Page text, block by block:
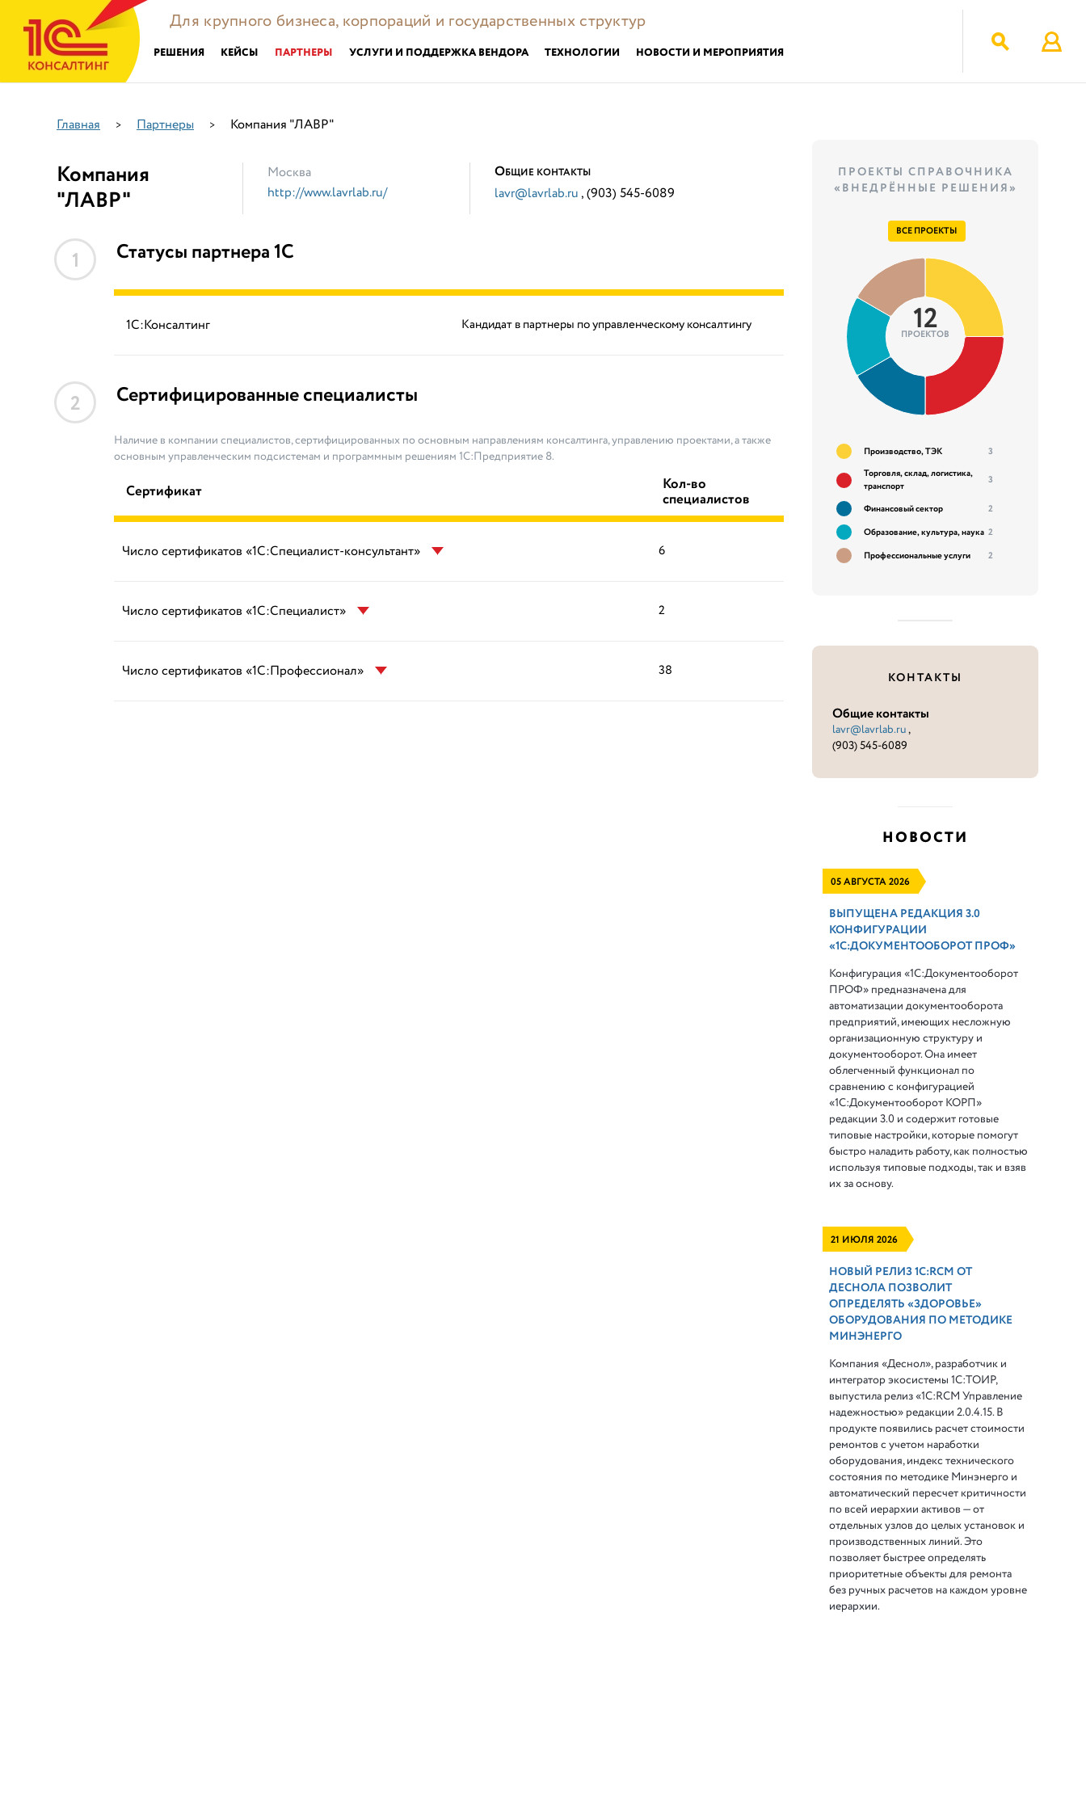
Для крупного бизнеса, корпораций и государственных структур
РЕШЕНИЯ КЕЙСЫ ПАРТНЕРЫ УСЛУГИ И ПОДДЕРЖКА ВЕНДОРА ТЕХНОЛОГИИ НОВОСТИ И МЕРОПРИЯТИЯ
Главная > Партнеры > Компания "ЛАВР"
Компания
"ЛАВР"
Москва
http://www.lavrlab.ru/
ОБЩИЕ КОНТАКТЫ
lavr@lavrlab.ru , (903) 545-6089
1 Статусы партнера 1С
1С:Консалтинг Кандидат в партнеры по управленческому консалтингу
2 Сертифицированные специалисты
Наличие в компании специалистов, сертифицированных по основным направлениям консалтинга, управлению проектами, а также
основным управленческим подсистемам и программным решениям 1С:Предприятие 8.
Сертификат Кол-во
специалистов
Число сертификатов «1С:Специалист-консультант» 6
Число сертификатов «1С:Специалист» 2
Число сертификатов «1С:Профессионал» 38
ПРОЕКТЫ СПРАВОЧНИКА
«ВНЕДРЁННЫЕ РЕШЕНИЯ»
ВСЕ ПРОЕКТЫ
12
ПРОЕКТОВ
Производство, ТЭК
3
Торговля, склад, логистика,
транспорт
3
Финансовый сектор
2
Образование, культура, наука 2
Профессиональные услуги
2
КОНТАКТЫ
Общие контакты
lavr@lavrlab.ru,
(903) 545-6089
НОВОСТИ
05 АВГУСТА 2026
ВЫПУЩЕНА РЕДАКЦИЯ 3.0
КОНФИГУРАЦИИ
«1С:ДОКУМЕНТООБОРОТ ПРОФ»
Конфигурация «1С:Документооборот
ПРОФ» предназначена для
автоматизации документооборота
предприятий, имеющих несложную
организационную структуру и
документооборот. Она имеет
облегченный функционал по
сравнению с конфигурацией
«1С:Документооборот КОРП»
редакции 3.0 и содержит готовые
типовые настройки, которые помогут
быстро наладить работу, как полностью
используя типовые подходы, так и взяв
их за основу.
21 ИЮЛЯ 2026
НОВЫЙ РЕЛИЗ 1С:RCM ОТ
ДЕСНОЛА ПОЗВОЛИТ
ОПРЕДЕЛЯТЬ «ЗДОРОВЬЕ»
ОБОРУДОВАНИЯ ПО МЕТОДИКЕ
МИНЭНЕРГО
Компания «Деснол», разработчик и
интегратор экосистемы 1С:ТОИР,
выпустила релиз «1С:RCM Управление
надежностью» редакции 2.0.4.15. В
продукте появились расчет стоимости
ремонтов с учетом наработки
оборудования, индекс технического
состояния по методике Минэнерго и
автоматический пересчет критичности
по всей иерархии активов — от
отдельных узлов до целых установок и
производственных линий. Это
позволяет быстрее определять
приоритетные объекты для ремонта
без ручных расчетов на каждом уровне
иерархии.